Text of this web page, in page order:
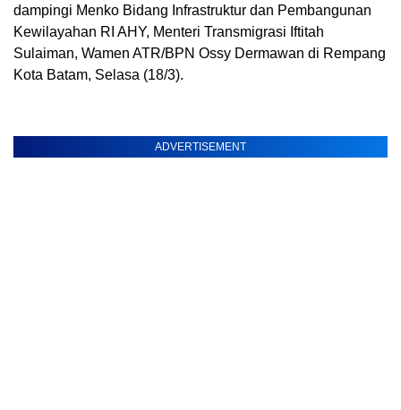
dampingi Menko Bidang Infrastruktur dan Pembangunan
Kewilayahan RI AHY, Menteri Transmigrasi Iftitah
Sulaiman, Wamen ATR/BPN Ossy Dermawan di Rempang
Kota Batam, Selasa (18/3).
ADVERTISEMENT